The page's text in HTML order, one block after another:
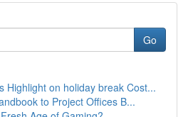
Go
Highlight on holiday break Cost...
to Project Offices B...